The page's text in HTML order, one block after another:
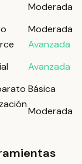
Moderada
Moderada
Avanzada
Avanzada
Básica
Moderada